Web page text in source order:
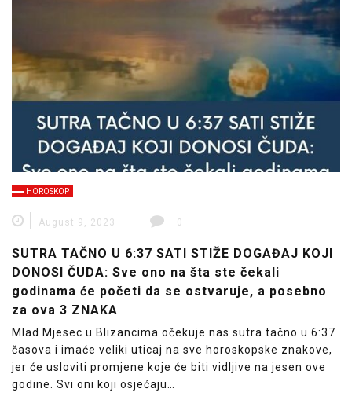
HOROSKOP
August 9, 2023 0
SUTRA TAČNO U 6:37 SATI STIŽE DOGAĐAJ KOJI
DONOSI ČUDA: Sve ono na šta ste čekali
godinama će početi da se ostvaruje, a posebno
za ova 3 ZNAKA
Mlad Mjesec u Blizancima očekuje nas sutra tačno u 6:37
časova i imaće veliki uticaj na sve horoskopske znakove,
jer će usloviti promjene koje će biti vidljive na jesen ove
godine. Svi oni koji osjećaju…